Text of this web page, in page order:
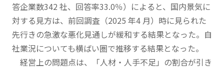
答企業数342 社、回答率33.0％）によると、国内景気に
対する見方は、前回調査（2025 年4 月）時に見られた
先行きの急激な悪化見通しが緩和する結果となった。自
社業況についても横ばい圏で推移する結果となった。
経営上の問題点は、「人材・人手不足」の割合が引き